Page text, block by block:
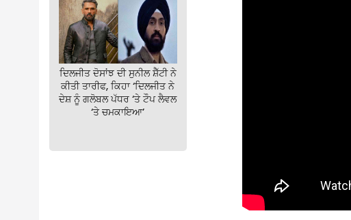
ਦਿਲਜੀਤ ਦੋਸਾਂਝ ਦੀ ਸੁਨੀਲ ਸ਼ੈੱਟੀ ਨੇ
ਕੀਤੀ ਤਾਰੀਫ, ਕਿਹਾ ‘ਦਿਲਜੀਤ ਨੇ
ਦੇਸ਼ ਨੂੰ ਗਲੋਬਲ ਪੱਧਰ ‘ਤੇ ਟੌਪ ਲੈਵਲ
‘ਤੇ ਚਮਕਾਇਆ’